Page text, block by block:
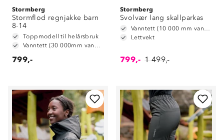
Stormberg
Stormflod regnjakke barn
8-14
Toppmodell til helårsbruk
Vanntett (30 000mm vannsøyle)
799,-
Stormberg
Svolvær lang skallparkas
Vanntett (10 000 mm vannsøyle)
Lettvekt
799,- 1 499,-